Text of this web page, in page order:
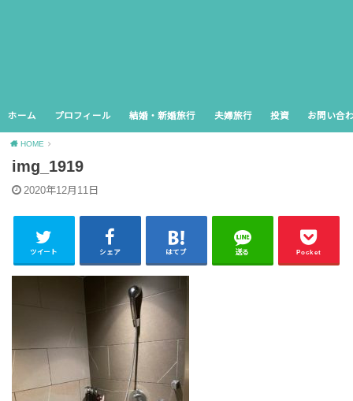
ホーム プロフィール 結婚・新婚旅行 夫婦旅行 投資 お問い合
HOME
img_1919
2020年12月11日
ツイート シェア はてブ 送る Pocket